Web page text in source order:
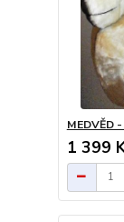
MEDVĚD
1 399